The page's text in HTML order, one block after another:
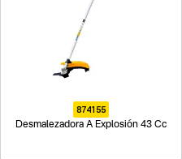
874155
Desmalezadora A Explosión 43 Cc